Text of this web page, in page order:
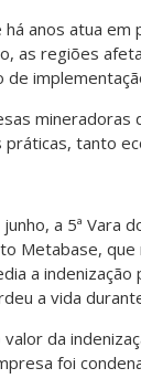
anos atua
as regiões
tanto
a 5ª Vara
Metabase,
a
a vida
da
foi